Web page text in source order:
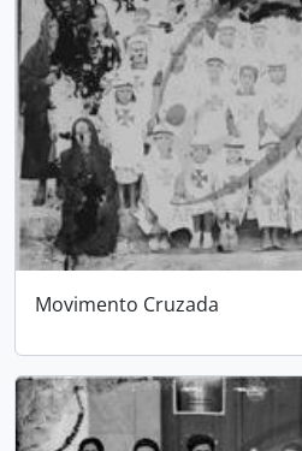
Movimento Cruzada